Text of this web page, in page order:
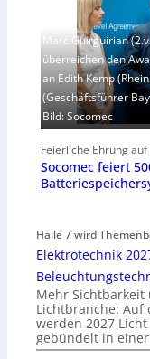
Marc Guirguirian
überreichen den
an Edith Kemp
(Geschäftsführer
Bild: Socomec
Feierliche Ehrung auf
Socomec feiert
Halle 7 wird
Elektrotechnik
Mehr Sichtbarkeit
Lichtbranche: Auf
werden 2027
gebündelt in